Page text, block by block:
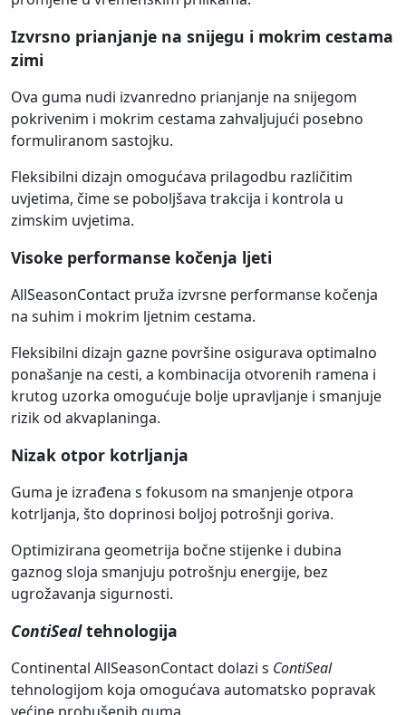
Izvrsno prianjanje na snijegu i mokrim cestama
zimi
Ova guma nudi izvanredno prianjanje na snijegom
pokrivenim i mokrim cestama zahvaljujući posebno
formuliranom sastojku.
Fleksibilni dizajn omogućava prilagodbu različitim
uvjetima, čime se poboljšava trakcija i kontrola u
zimskim uvjetima.
Visoke performanse kočenja ljeti
AllSeasonContact pruža izvrsne performanse kočenja
na suhim i mokrim ljetnim cestama.
Fleksibilni dizajn gazne površine osigurava optimalno
ponašanje na cesti, a kombinacija otvorenih ramena i
krutog uzorka omogućuje bolje upravljanje i smanjuje
rizik od akvaplaninga.
Nizak otpor kotrljanja
Guma je izrađena s fokusom na smanjenje otpora
kotrljanja, što doprinosi boljoj potrošnji goriva.
Optimizirana geometrija bočne stijenke i dubina
gaznog sloja smanjuju potrošnju energije, bez
ugrožavanja sigurnosti.
ContiSealtehnologija
Continental AllSeasonContact dolazi s ContiSeal
tehnologijom koja omogućava automatsko popravak